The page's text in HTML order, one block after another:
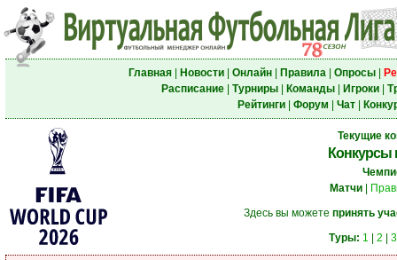
Главная| Новости| Онлайн| Правила| Опросы|
Расписание| Турниры| Команды| Игроки|
Рейтинги| Форум Чат|
Текущие
Конкурсы
Матчи
Здесь вы можете принять
Туры: 1 2 3